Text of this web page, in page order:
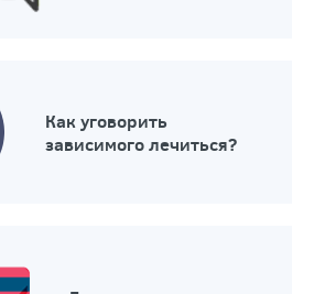
Как уговорить
зависимого лечиться?